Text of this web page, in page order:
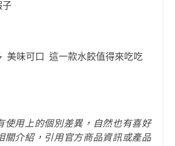
子
美味可口 這一款水餃值得來吃吃
使用上的個別差異，自然也有喜好
關介紹，引用官方商品資訊或產品